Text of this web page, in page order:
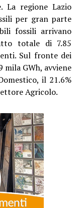
La regione Lazio
per gran parte
fossili arrivano
totale di 7.85
Sul fronte dei
mila GWh, avviene
il 21.6%
Agricolo.